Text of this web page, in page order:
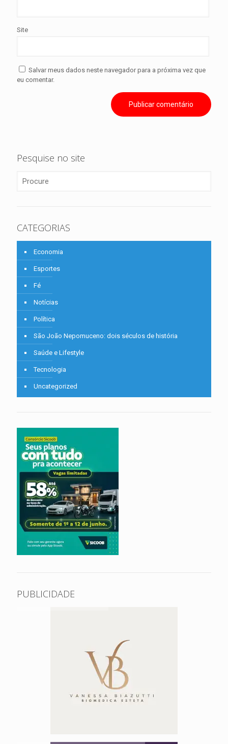
Site
Salvar meus dados neste navegador para a próxima vez que
eu comentar.
Pesquise no site
CATEGORIAS
Economia
Esportes
Fé
Notícias
Política
São João Nepomuceno: dois séculos de história
Saúde e Lifestyle
Tecnologia
Uncategorized
PUBLICIDADE